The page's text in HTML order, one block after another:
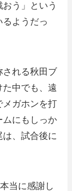
う」という
ようだっ
れる秋田ブ
中でも、遠
メガホンを打
ムにもしっか
は、試合後に
当に感謝し